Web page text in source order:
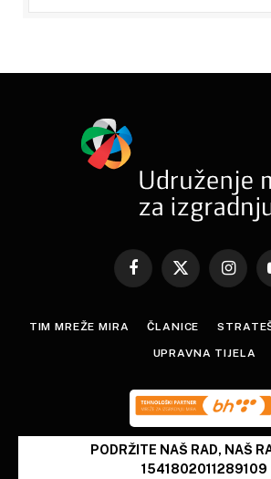
Facebook
X
TIM MREŽE MIRA ČLANICE
UPRAVNA TIJELA
PODRŽITE NAŠ RAD, NAŠ
1541802011289109